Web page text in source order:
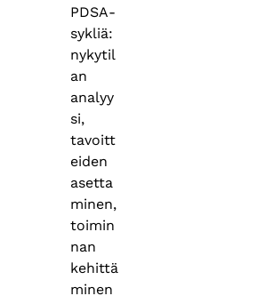
PDSA-
sykliä:
nykytil
an
analyy
si,
tavoitt
eiden
asetta
minen,
toimin
nan
kehittä
minen